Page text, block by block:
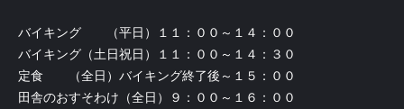
バイキング （平日）１１：００～１４：００
バイキング（土日祝日）１１：００～１４：３０
定食 （全日）バイキング終了後～１５：００
田舎のおすそわけ（全日）９：００～１６：００